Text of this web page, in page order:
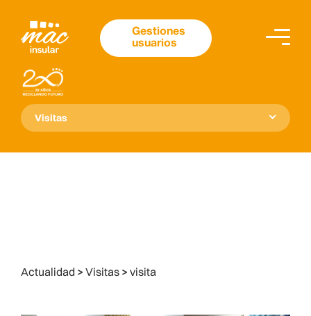
Gestiones
usuarios
Visitas
Actualidad > Visitas > visita